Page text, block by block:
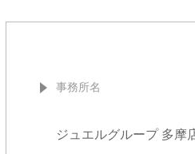
事務所名
ジュエルグループ 多摩